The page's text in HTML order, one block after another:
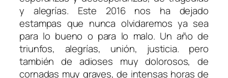
y alegrías. Este 2016 nos ha dejado
estampas que nunca olvidaremos ya sea
para lo bueno o para lo malo. Un año de
triunfos, alegrías, unión, justicia. pero
también de adioses muy dolorosos, de
cornadas muy graves, de intensas horas de